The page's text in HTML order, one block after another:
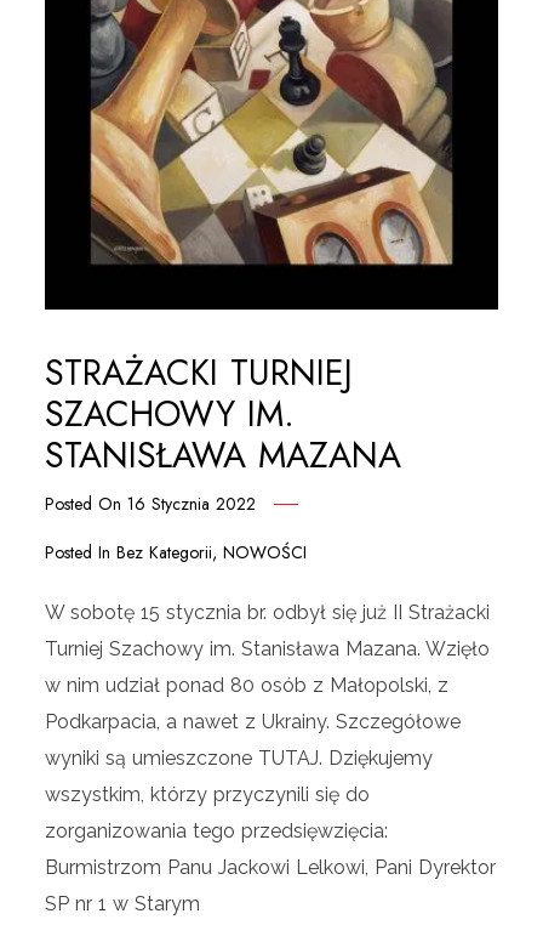
STRAŻACKI TURNIEJ
SZACHOWY IM.
STANISŁAWA MAZANA
Posted On16 Stycznia 2022
Posted InBez Kategorii,NOWOŚCI
W sobotę 15 stycznia br. odbył się już II Strażacki
Turniej Szachowy im. Stanisława Mazana. Wzięło
w nim udział ponad 80 osób z Małopolski, z
Podkarpacia, a nawet z Ukrainy. Szczegółowe
wyniki są umieszczone TUTAJ. Dziękujemy
wszystkim, którzy przyczynili się do
zorganizowania tego przedsięwzięcia:
Burmistrzom Panu Jackowi Lelkowi, Pani Dyrektor
SP nr 1 w Starym